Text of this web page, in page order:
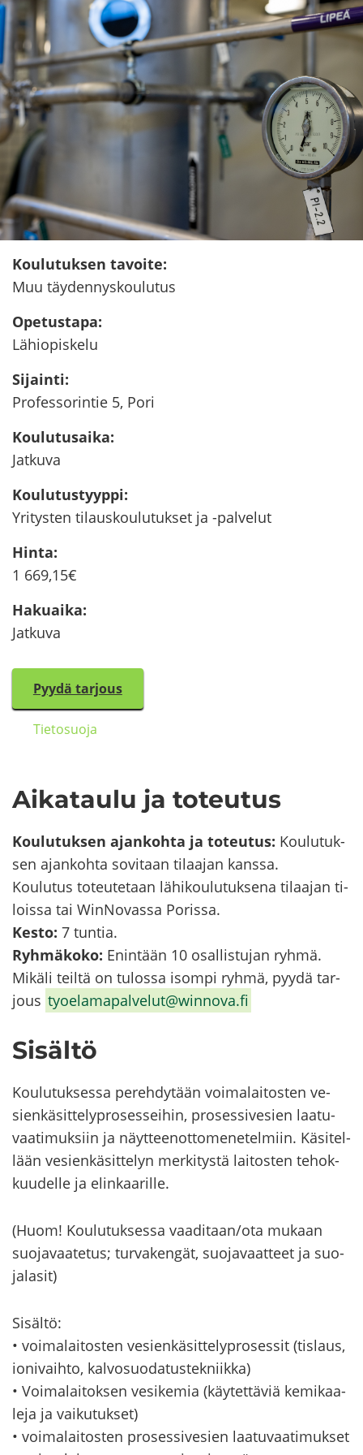
Kou­lu­tuk­sen ta­voi­te:
Muu täy­den­nys­kou­lu­tus
Ope­tus­ta­pa:
Lä­hio­pis­ke­lu
Si­jain­ti:
Pro­fes­so­rin­tie 5, Pori
Kou­lu­tusai­ka:
Jat­ku­va
Kou­lu­tus­tyyp­pi:
Yri­tys­ten ti­laus­kou­lu­tuk­set ja -​palvelut
Hinta:
1 669,15€
Ha­kuai­ka:
Jat­ku­va
Pyydä tar­jous
Tie­to­suo­ja
Ai­ka­tau­lu ja to­teu­tus
Kou­lu­tuk­sen ajan­koh­ta ja to­teu­tus: Kou­lu­tuk­
sen ajan­koh­ta so­vi­taan ti­laa­jan kans­sa.
Kou­lu­tus to­teu­te­taan lä­hi­kou­lu­tuk­se­na ti­laa­jan ti­
lois­sa tai WinNovassa Po­ris­sa.
Kesto: 7 tun­tia.
Ryh­mä­ko­ko: Enin­tään 10 osal­lis­tu­jan ryhmä.
Mi­kä­li teil­tä on tu­los­sa isom­pi ryhmä, pyydä tar­
jous ty­oe­la­ma­pal­ve­lut@winnova.fi
Si­säl­tö
Kou­lu­tuk­ses­sa pe­reh­dy­tään voi­ma­lai­tos­ten ve­
sien­kä­sit­te­ly­pro­ses­sei­hin, pro­ses­si­ve­sien laa­tu­
vaa­ti­muk­siin ja näyt­teen­ot­to­me­ne­tel­miin. Kä­si­tel­
lään ve­sien­kä­sit­te­lyn mer­ki­tys­tä lai­tos­ten te­hok­
kuu­del­le ja elin­kaa­ril­le.
(Huom! Kou­lu­tuk­ses­sa vaa­di­taan/ota mu­kaan
suo­ja­vaa­te­tus; tur­va­ken­gät, suo­ja­vaat­teet ja suo­
ja­la­sit)
Si­säl­tö:
• voi­ma­lai­tos­ten ve­sien­kä­sit­te­ly­pro­ses­sit (tis­laus,
io­ni­vaih­to, kal­vo­suo­da­tus­tek­niik­ka)
• Voi­ma­lai­tok­sen ve­si­ke­mia (käy­tet­tä­viä ke­mi­kaa­
le­ja ja vai­ku­tuk­set)
• voi­ma­lai­tos­ten pro­ses­si­ve­sien laa­tu­vaa­ti­muk­set